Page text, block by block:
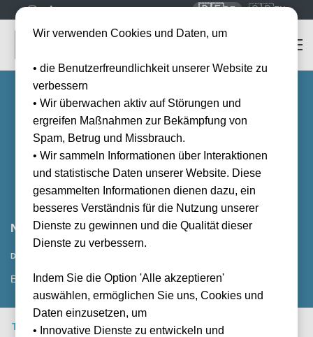
🇩🇪DE 🇬🇧EN
Nottingham Forest vs FC Brentford
Datum wird noch bekanntgegeben
EMA, GB
Tickets kaufen Event-Info FAQ
Wir verwenden Cookies und Daten, um
• die Benutzerfreundlichkeit unserer Website zu
verbessern
• Wir überwachen aktiv auf Störungen und
ergreifen Maßnahmen zur Bekämpfung von
Spam, Betrug und Missbrauch.
• Wir sammeln Informationen über Interaktionen
und statistische Daten unserer Website. Diese
gesammelten Informationen dienen dazu, ein
besseres Verständnis für die Nutzung unserer
Dienste zu gewinnen und die Qualität dieser
Dienste zu verbessern.
Indem Sie die Option 'Alle akzeptieren'
auswählen, ermöglichen Sie uns, Cookies und
Daten einzusetzen, um
• Innovative Dienste zu entwickeln und